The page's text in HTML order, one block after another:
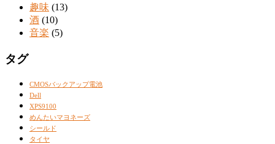
趣味 (13)
酒 (10)
音楽 (5)
タグ
CMOSバックアップ電池
Dell
XPS9100
めんたいマヨネーズ
シールド
タイヤ